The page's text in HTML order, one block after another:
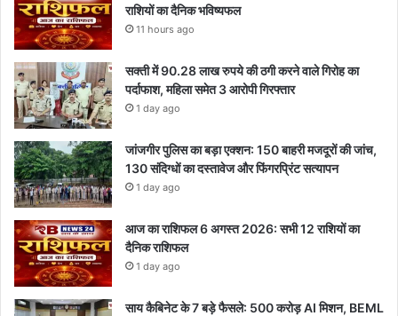
राशियों का दैनिक भविष्यफल
11 hours ago
सक्ती में 90.28 लाख रुपये की ठगी करने वाले गिरोह का
पर्दाफाश, महिला समेत 3 आरोपी गिरफ्तार
1 day ago
जांजगीर पुलिस का बड़ा एक्शन: 150 बाहरी मजदूरों की जांच,
130 संदिग्धों का दस्तावेज और फिंगरप्रिंट सत्यापन
1 day ago
आज का राशिफल 6 अगस्त 2026: सभी 12 राशियों का
दैनिक राशिफल
1 day ago
साय कैबिनेट के 7 बड़े फैसले: 500 करोड़ AI मिशन, BEML